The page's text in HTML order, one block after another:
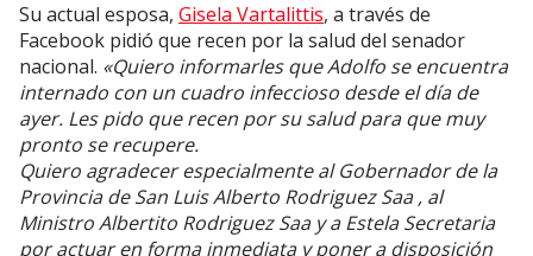
Su actual esposa, Gisela Vartalittis, a través de
Facebook pidió que recen por la salud del senador
nacional. «Quiero informarles que Adolfo se encuentra
internado con un cuadro infeccioso desde el día de
ayer. Les pido que recen por su salud para que muy
pronto se recupere.
Quiero agradecer especialmente al Gobernador de la
Provincia de San Luis Alberto Rodriguez Saa , al
Ministro Albertito Rodriguez Saa y a Estela Secretaria
por actuar en forma inmediata y poner a disposición